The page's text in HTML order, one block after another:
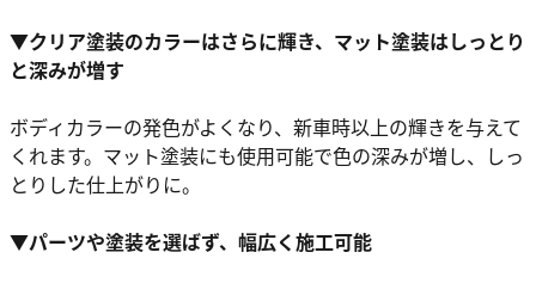
▼クリア塗装のカラーはさらに輝き、マット塗装はしっとり
と深みが増す
ボディカラーの発色がよくなり、新車時以上の輝きを与えて
くれます。マット塗装にも使用可能で色の深みが増し、しっ
とりした仕上がりに。
▼パーツや塗装を選ばず、幅広く施工可能